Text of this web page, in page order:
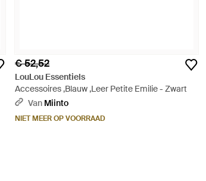
€ 52,52
LouLou Essentiels
Accessoires ,Blauw ,Leer Petite Emilie - Zwart
Van Miinto
NIET MEER OP VOORRAAD